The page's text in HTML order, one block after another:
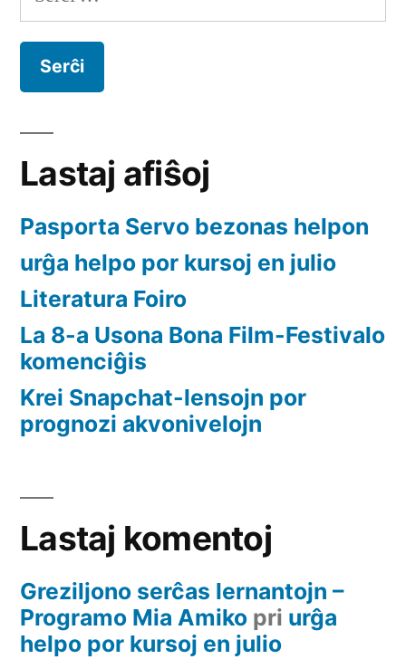
Lastaj afiŝoj
Pasporta Servo bezonas helpon
urĝa helpo por kursoj en julio
Literatura Foiro
La 8-a Usona Bona Film-Festivalo
komenciĝis
Krei Snapchat-lensojn por
prognozi akvonivelojn
Lastaj komentoj
Greziljono serĉas lernantojn –
Programo Mia Amiko pri urĝa
helpo por kursoj en julio